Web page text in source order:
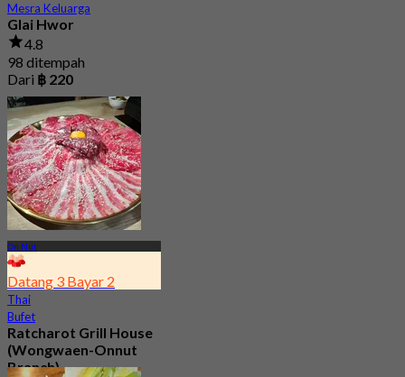
Mesra Keluarga
Glai Hwor
4.8
98 ditempah
Dari ฿ 220
On Nut
Datang 3 Bayar 2
Thai
Bufet
Ratcharot Grill House
(Wongwaen-Onnut
Branch)